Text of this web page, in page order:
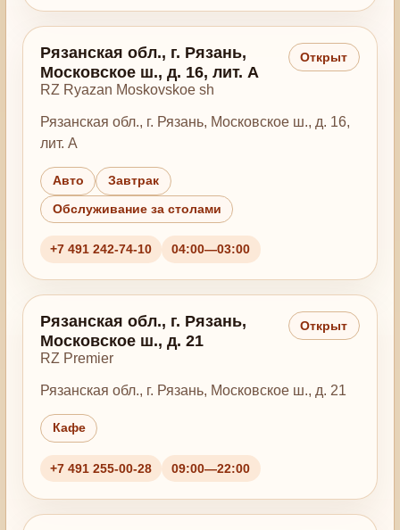
Рязанская обл., г. Рязань,
Московское ш., д. 16, лит. А
RZ Ryazan Moskovskoe sh
Открыт
Рязанская обл., г. Рязань, Московское ш., д. 16,
лит. А
Авто Завтрак
Обслуживание за столами
+7 491 242-74-10 04:00—03:00
Рязанская обл., г. Рязань,
Московское ш., д. 21
RZ Premier
Открыт
Рязанская обл., г. Рязань, Московское ш., д. 21
Кафе
+7 491 255-00-28 09:00—22:00